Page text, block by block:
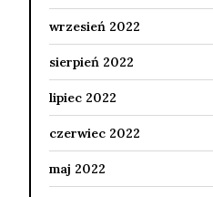
wrzesień 2022
sierpień 2022
lipiec 2022
czerwiec 2022
maj 2022